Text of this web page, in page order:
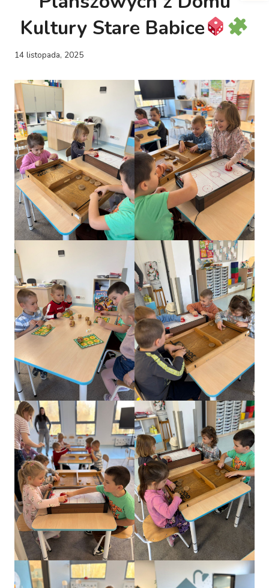
Kultury Stare Babice
14 listopada, 2025